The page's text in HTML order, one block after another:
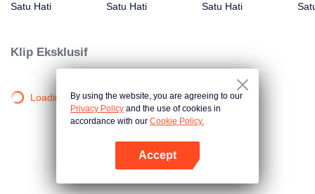
Satu Hati
Satu Hati
Satu Hati
Klip Eksklusif
Loading…By using the website, you are agreeing to our
Privacy Policy and the use of cookies in
accordance with our Cookie Policy.
Accept